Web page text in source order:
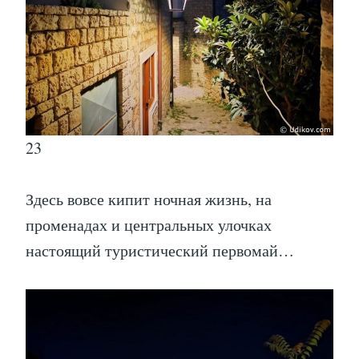
23
Здесь вовсе кипит ночная жизнь, на
променадах и центральных улочках
настоящий туристический первомай…